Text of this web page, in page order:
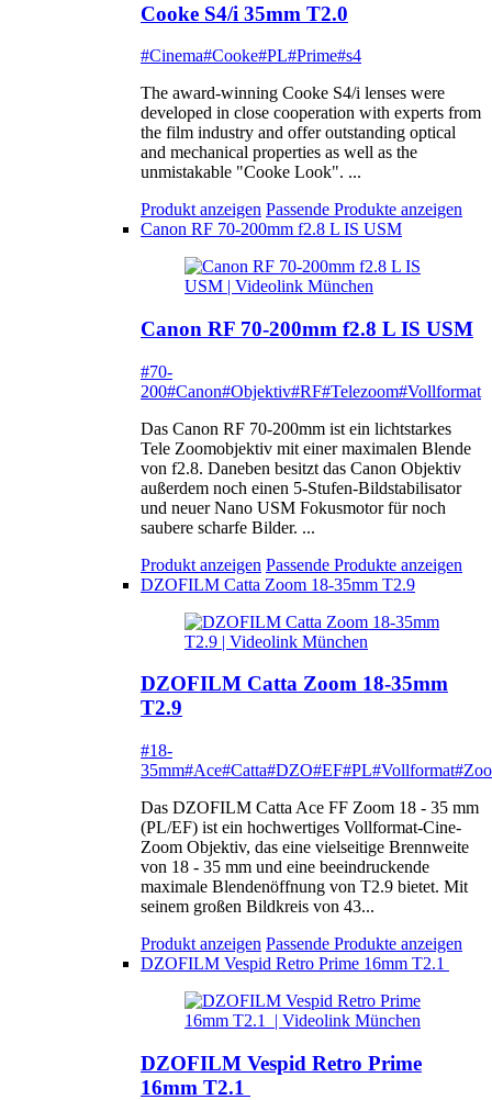
Cooke S4/i 35mm T2.0
#Cinema#Cooke#PL#Prime#s4
The award-winning Cooke S4/i lenses were
developed in close cooperation with experts from
the film industry and offer outstanding optical
and mechanical properties as well as the
unmistakable "Cooke Look". ...
Produkt anzeigen Passende Produkte anzeigen
Canon RF 70-200mm f2.8 L IS USM
Canon RF 70-200mm f2.8 L IS USM
#70-
200#Canon#Objektiv#RF#Telezoom#Vollformat
Das Canon RF 70-200mm ist ein lichtstarkes
Tele Zoomobjektiv mit einer maximalen Blende
von f2.8. Daneben besitzt das Canon Objektiv
außerdem noch einen 5-Stufen-Bildstabilisator
und neuer Nano USM Fokusmotor für noch
saubere scharfe Bilder. ...
Produkt anzeigen Passende Produkte anzeigen
DZOFILM Catta Zoom 18-35mm T2.9
DZOFILM Catta Zoom 18-35mm
T2.9
#18-
35mm#Ace#Catta#DZO#EF#PL#Vollformat
Das DZOFILM Catta Ace FF Zoom 18 - 35 mm
(PL/EF) ist ein hochwertiges Vollformat-Cine-
Zoom Objektiv, das eine vielseitige Brennweite
von 18 - 35 mm und eine beeindruckende
maximale Blendenöffnung von T2.9 bietet. Mit
seinem großen Bildkreis von 43...
Produkt anzeigen Passende Produkte anzeigen
DZOFILM Vespid Retro Prime 16mm T2.1
DZOFILM Vespid Retro Prime
16mm T2.1